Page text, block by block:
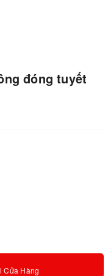
đóng tuyết
Cửa Hàng